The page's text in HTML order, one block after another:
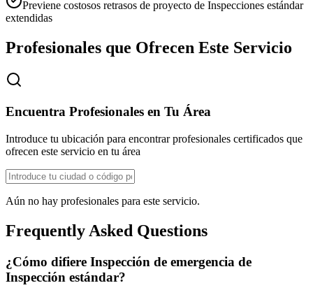
Previene costosos retrasos de proyecto de Inspecciones estándar
extendidas
Profesionales que Ofrecen Este Servicio
Encuentra Profesionales en Tu Área
Introduce tu ubicación para encontrar profesionales certificados que
ofrecen este servicio en tu área
Aún no hay profesionales para este servicio.
Frequently Asked Questions
¿Cómo difiere Inspección de emergencia de
Inspección estándar?